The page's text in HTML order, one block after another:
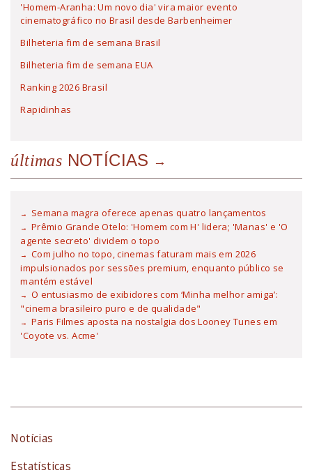
'Homem-Aranha: Um novo dia' vira maior evento
cinematográfico no Brasil desde Barbenheimer
Bilheteria fim de semana Brasil
Bilheteria fim de semana EUA
Ranking 2026 Brasil
Rapidinhas
últimas NOTÍCIAS
Semana magra oferece apenas quatro lançamentos
Prêmio Grande Otelo: 'Homem com H' lidera; 'Manas' e 'O
agente secreto' dividem o topo
Com julho no topo, cinemas faturam mais em 2026
impulsionados por sessões premium, enquanto público se
mantém estável
O entusiasmo de exibidores com ‘Minha melhor amiga’:
"cinema brasileiro puro e de qualidade"
Paris Filmes aposta na nostalgia dos Looney Tunes em
'Coyote vs. Acme'
Notícias
Estatísticas